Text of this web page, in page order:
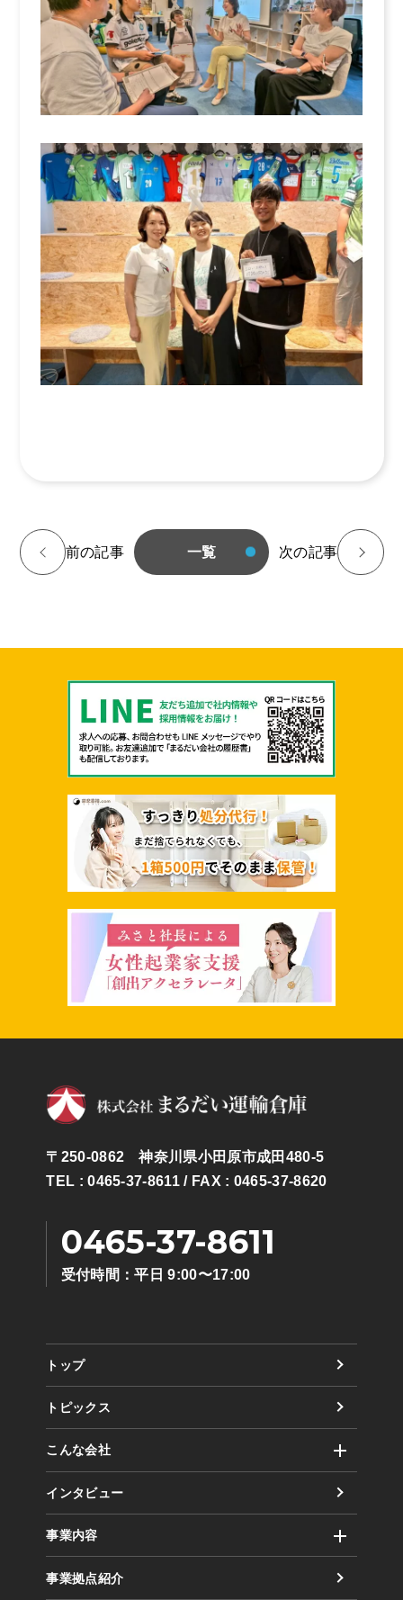
<
前の記事 一覧 次の記事
〒250-0862 神奈川県小田原市成田480-5
TEL : 0465-37-8611/ FAX : 0465-37-8620
0465-37-8611
受付時間：平日 9:00〜17:00
トップ
トピックス
こんな会社
数字で見るまるだい
インタビュー
事業内容
事業拠点紹介